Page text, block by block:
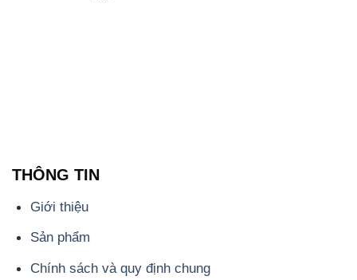
THÔNG TIN
Giới thiệu
Sản phẩm
Chính sách và quy định chung